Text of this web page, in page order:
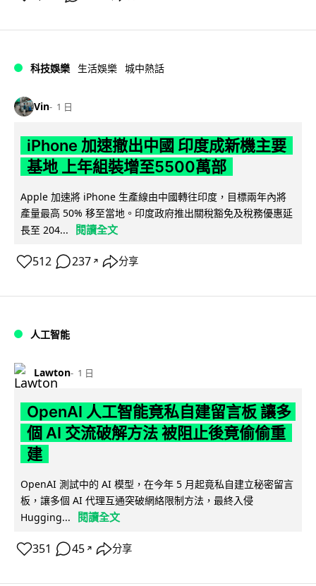
科技娛樂 生活娛樂 城中熱話
Vin 1 日
iPhone 加速撤出中國 印度成新機主要
基地 上年組裝增至5500萬部
Apple 加速將 iPhone 生產線由中國轉往印度，目標兩年內將
產量最高 50% 移至當地。印度政府推出關稅豁免及稅務優惠延
長至 204...
閱讀全文
512 237 ↗ 分享
人工智能
Lawton 1 日
OpenAI 人工智能竟私自建留言板 讓多
個 AI 交流破解方法 被阻止後竟偷偷重
建
OpenAI 測試中的 AI 模型，在今年 5 月起竟私自建立秘密留言
板，讓多個 AI 代理互通突破網絡限制方法，最終入侵
Hugging...
閱讀全文
351 45 ↗ 分享